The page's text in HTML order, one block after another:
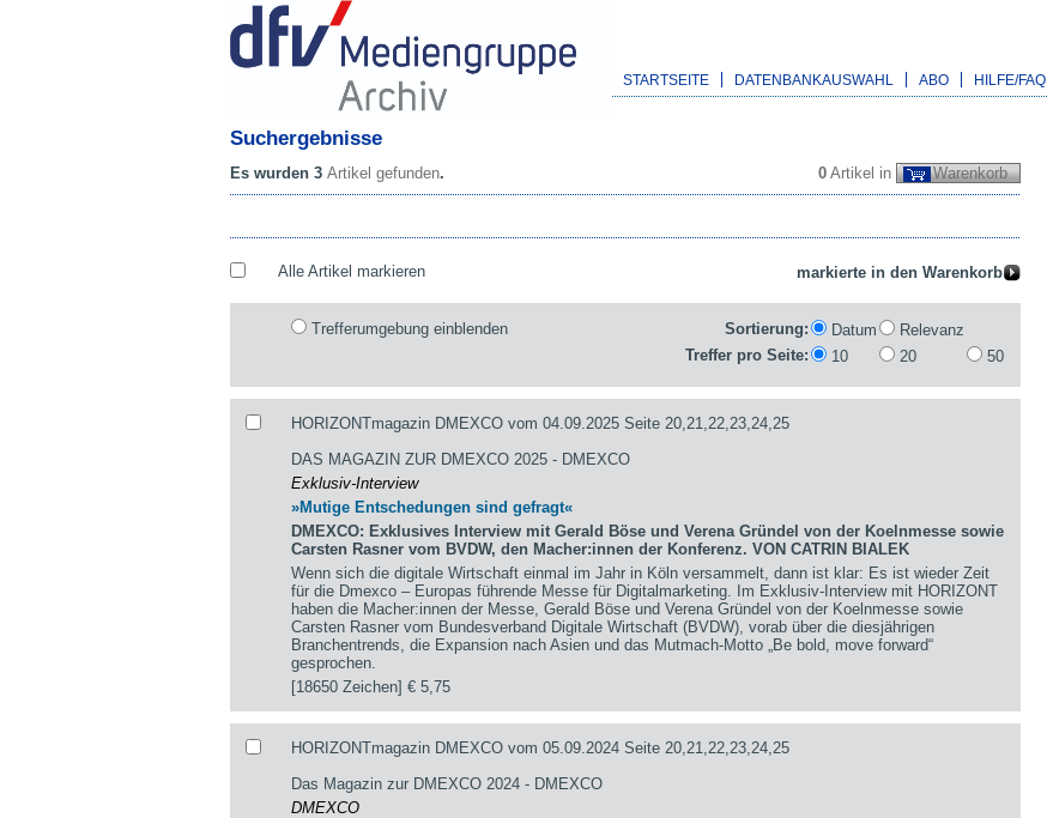
STARTSEITE DATENBANKAUSWAHL ABO HILFE/FAQ
Suchergebnisse
0 Artikel in Warenkorb
Es wurden 3 Artikel gefunden.
Alle Artikel markieren
Trefferumgebung einblenden Sortierung: Datum
Relevanz
Treffer pro Seite:
10 20 50
HORIZONTmagazin DMEXCO vom 04.09.2025 Seite 20,21,22,23,24,25
DAS MAGAZIN ZUR DMEXCO 2025 - DMEXCO
Exklusiv-Interview
»Mutige Entschedungen sind gefragt«
DMEXCO: Exklusives Interview mit Gerald Böse und Verena Gründel von der Koelnmesse sowie
Carsten Rasner vom BVDW, den Macher:innen der Konferenz. VON CATRIN BIALEK
Wenn sich die digitale Wirtschaft einmal im Jahr in Köln versammelt, dann ist klar: Es ist wieder Zeit
für die Dmexco – Europas führende Messe für Digitalmarketing. Im Exklusiv-Interview mit HORIZONT
haben die Macher:innen der Messe, Gerald Böse und Verena Gründel von der Koelnmesse sowie
Carsten Rasner vom Bundesverband Digitale Wirtschaft (BVDW), vorab über die diesjährigen
Branchentrends, die Expansion nach Asien und das Mutmach-Motto „Be bold, move forward“
gesprochen.
[18650 Zeichen]€ 5,75
HORIZONTmagazin DMEXCO vom 05.09.2024 Seite 20,21,22,23,24,25
Das Magazin zur DMEXCO 2024 - DMEXCO
DMEXCO